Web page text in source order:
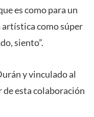
es como para un
artística como súper
siento”.
y vinculado al
esta colaboración